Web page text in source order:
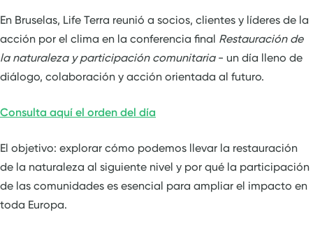
En Bruselas, Life Terra reunió a socios, clientes y líderes de la
acción por el clima en la conferencia final Restauración de
la naturaleza y participación comunitaria- un día lleno de
diálogo, colaboración y acción orientada al futuro.
Consulta aquí el orden del día
El objetivo: explorar cómo podemos llevar la restauración
de la naturaleza al siguiente nivel y por qué la participación
de las comunidades es esencial para ampliar el impacto en
toda Europa.